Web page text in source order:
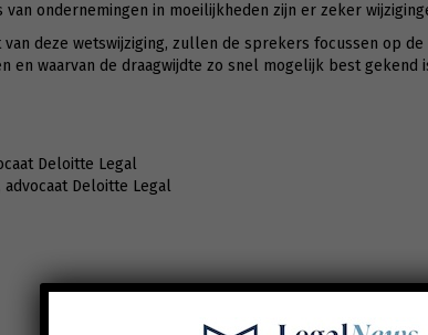
ondernemingen in moeilijkheden zijn er zeker
van deze wetswijziging, zullen de sprekers focussen op
en waarvan de draagwijdte zo snel mogelijk best gekend
Deloitte Legal
advocaat Deloitte Legal